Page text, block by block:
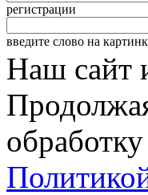
регистрации
введите слово на
Наш сайт